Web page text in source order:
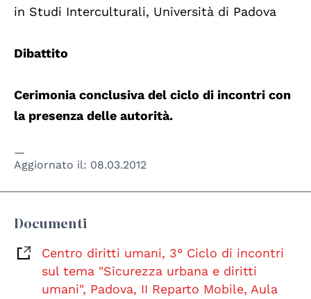
in Studi Interculturali, Università di Padova
Dibattito
Cerimonia conclusiva del ciclo di incontri con
la presenza delle autorità.
Aggiornato il: 08.03.2012
Documenti
Centro diritti umani, 3° Ciclo di incontri
sul tema "Sicurezza urbana e diritti
umani", Padova, II Reparto Mobile, Aula